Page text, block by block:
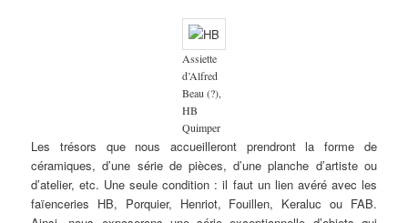
Assiette
d’Alfred
Beau (?),
HB
Quimper
Les trésors que nous accueilleront prendront la forme de
céramiques, d’une série de pièces, d’une planche d’artiste ou
d’atelier, etc. Une seule condition : il faut un lien avéré avec les
faïenceries HB, Porquier, Henriot, Fouillen, Keraluc ou FAB.